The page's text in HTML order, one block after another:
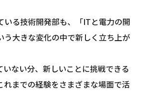
いる技術開発部も、「ITと電力の開
う大きな変化の中で新しく立ち上が
いない分、新しいことに挑戦できる
れまでの経験をさまざまな場面で活